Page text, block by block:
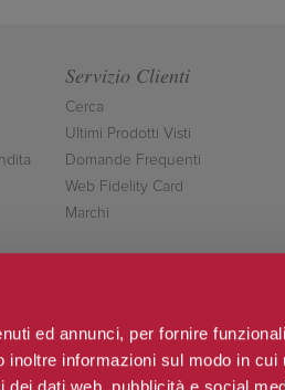
ed annunci, per fornire
informazioni sul modo in
Servizio Clienti
Cerca
Ultimi Prodotti Visti
Domande Frequenti
Web Fidelity Card
Marchi
Seguici